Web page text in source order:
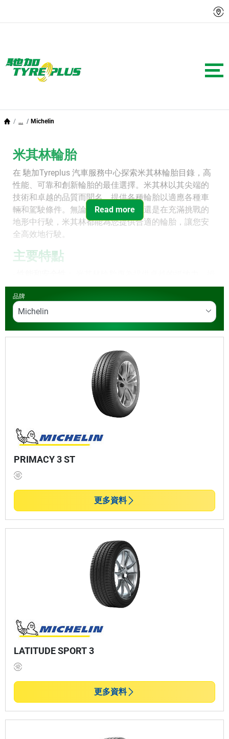
... Michelin
Read more
米其林輪胎
在 馳加Tyreplus 汽車服務中心探索米其林輪胎目錄，高
性能、可靠和創新輪胎的最佳選擇。米其林以其尖端的
技術和卓越的品質而聞名，提供各種輪胎以適應各種車
輛和駕駛條件。無論您是在城市街道還是在充滿挑戰的
地形中行駛，米其林都能為您提供合適的輪胎，讓您安
全高效地行駛。
主要特點
控性和制動性能而設計，確保您在任何天氣條件下都能
安全行駛且維持優異性能直到最後一里。
-
： 創新的胎面設計和材料可降低滾動阻力，幫
助您節省燃料成本。
： 米其林輪胎經久耐用，胎面使用壽命長，性能
： 從轎車輪胎到跑車、休旅車和卡車專用輪胎，
都能找到最適合您車輛和駕駛風格的輪胎。
訂購米其林輪胎從未如此簡單。在同一家汽車服務中
心：馳加Tyreplus 進行訂購、購買和輪胎保養。瞭解我
們遍佈全國的馳加Tyreplus 汽車服務中心為您的米其林
輪胎提供的更 多輪胎服務
品牌
PRIMACY 3 ST
更多資料
LATITUDE SPORT 3
更多資料